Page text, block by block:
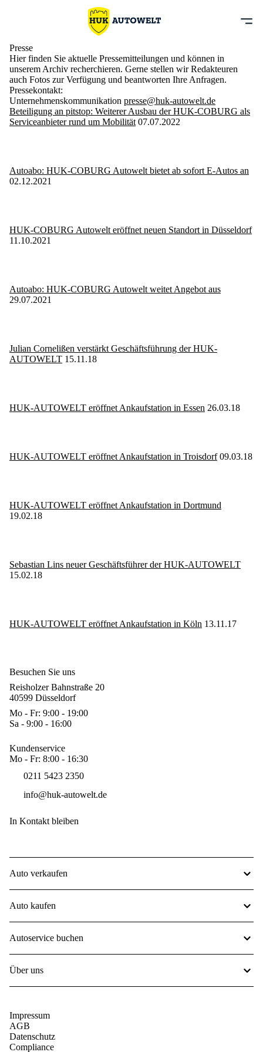
Presse
Hier finden Sie aktuelle Pressemitteilungen und können in
unserem Archiv recherchieren. Gerne stellen wir Redakteuren
auch Fotos zur Verfügung und beantworten Ihre Anfragen.
Pressekontakt:
Unternehmenskommunikation presse@huk-autowelt.de
Beteiligung an pitstop: Weiterer Ausbau der HUK-COBURG als
Serviceanbieter rund um Mobilität 07.07.2022
Autoabo: HUK-COBURG Autowelt bietet ab sofort E-Autos an
02.12.2021
HUK-COBURG Autowelt eröffnet neuen Standort in Düsseldorf
11.10.2021
Autoabo: HUK-COBURG Autowelt weitet Angebot aus
29.07.2021
Julian Cornelißen verstärkt Geschäftsführung der HUK-
AUTOWELT 15.11.18
HUK-AUTOWELT eröffnet Ankaufstation in Essen 26.03.18
HUK-AUTOWELT eröffnet Ankaufstation in Troisdorf09.03.18
HUK-AUTOWELT eröffnet Ankaufstation in Dortmund
19.02.18
Sebastian Lins neuer Geschäftsführer der HUK-AUTOWELT
15.02.18
HUK-AUTOWELT eröffnet Ankaufstation in Köln 13.11.17
Besuchen Sie uns
Reisholzer Bahnstraße 20
40599 Düsseldorf
Mo - Fr: 9:00 - 19:00
Sa - 9:00 - 16:00
Kundenservice
Mo - Fr: 8:00 - 16:30
0211 5423 2350
info@huk-autowelt.de
In Kontakt bleiben
Auto verkaufen
Auto kaufen
Autoservice buchen
Über uns
Impressum
AGB
Datenschutz
Compliance